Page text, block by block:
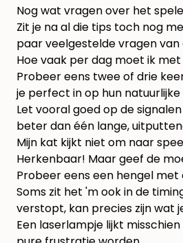
Nog wat vragen over het
Zit je na al die tips toch nog
paar veelgestelde vragen
Hoe vaak per dag moet ik
Probeer eens twee of drie
je perfect in op hun
Let vooral goed op de
beter dan één lange,
Mijn kat kijkt niet om naar
Herkenbaar! Maar geef de
Probeer eens een hengel
Soms zit het 'm ook in de
verstopt, kan precies zijn wat
Een laserlampje lijkt